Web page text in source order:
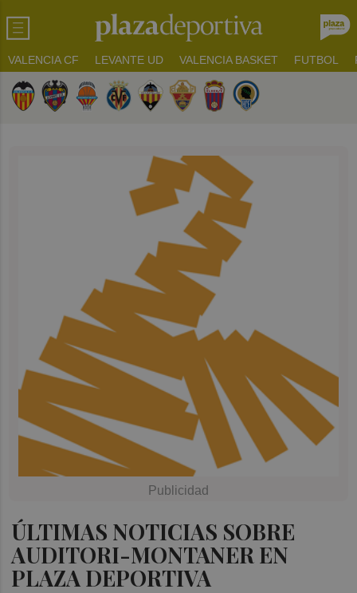
VALENCIA CF LEVANTE UD VALENCIA BASKET FUTBOL
ÚLTIMAS NOTICIAS SOBRE
AUDITORI-MONTANER EN
PLAZA DEPORTIVA